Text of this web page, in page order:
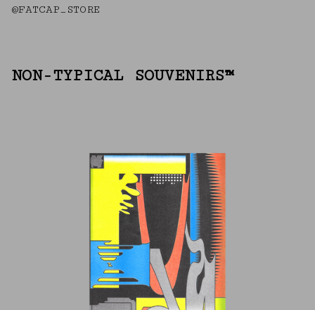
@FATCAP_STORE
NON-TYPICAL SOUVENIRS™